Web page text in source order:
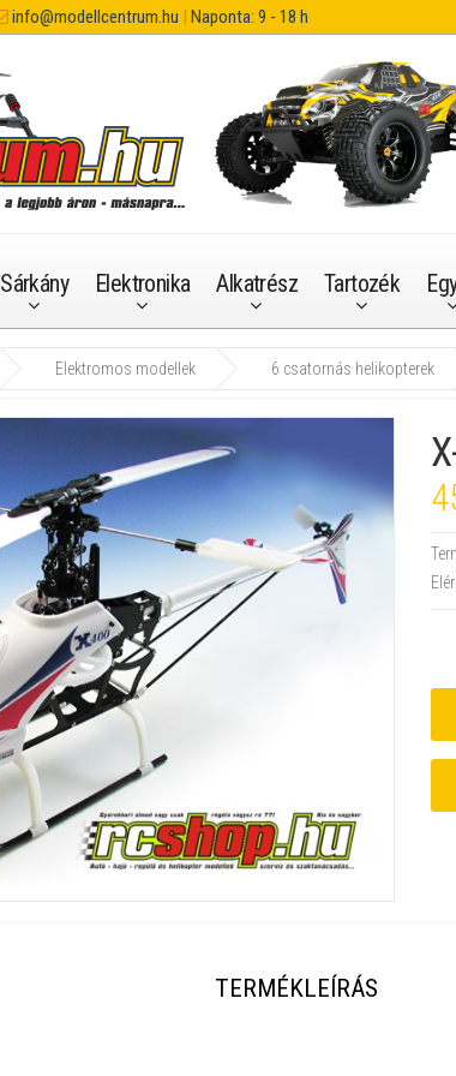
info@modellcentrum.hu | Naponta: 9 - 18 h
Sárkány Elektronika Alkatrész Tartozék
Elektromos modellek 6 csatornás helikopterek
TERMÉKLEÍRÁS